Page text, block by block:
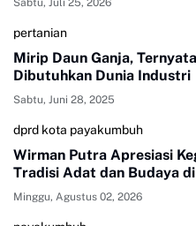
Sabtu, Juli 25, 2026
pertanian
Mirip Daun Ganja,
Dibutuhkan Dunia Industri
Sabtu, Juni 28, 2025
dprd kota payakumbuh
Wirman Putra Apresiasi
Tradisi Adat dan Budaya
Minggu, Agustus 02, 2026